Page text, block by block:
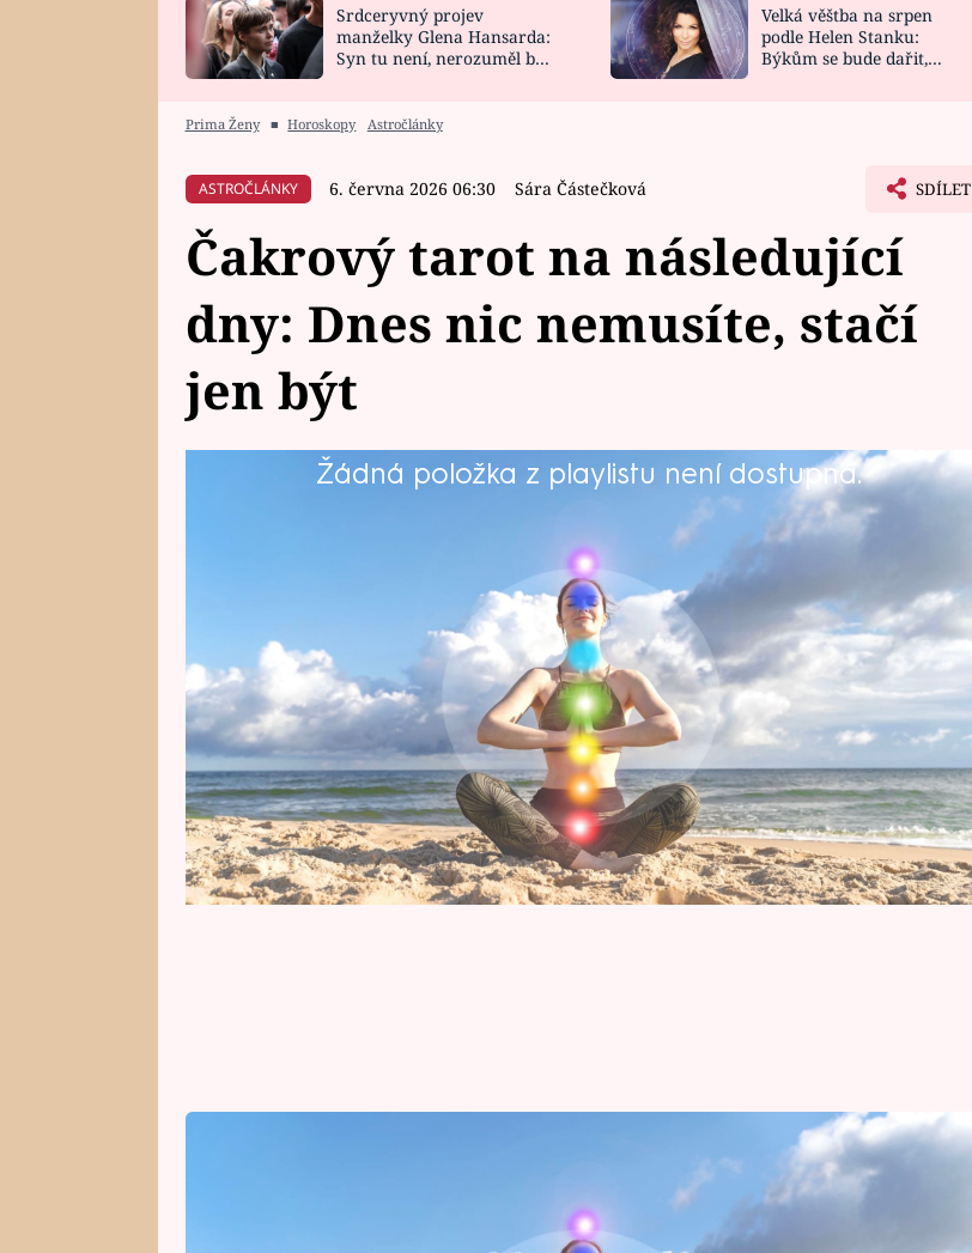
HOROSKOP NA
CELEBRITY
VAŘENÍ
NOVINKY
VIDEORECEPTY
Srdceryvný projev
manželky Glena Hansarda:
Syn tu není, nerozuměl by
Velká věštba na srpen
podle Helen Stanku:
Býkům se bude dařit,
Prima Ženy ■ Horoskopy Astročlánky
ASTROČLÁNKY 6. června 2026 06:30 Sára Částečková SDÍLET
Čakrový tarot na následující
dny: Dnes nic nemusíte, stačí
jen být
Žádná položka z playlistu není dostupná.
Dny, které jsou před vámi, mohou překvapit událostmi, které vám
nakonec pomůžou najít nový směr. Je to čas, kdy se ukáže, jestli
dokážete nechat minulost za sebou a otevřít se novým nápadům i
upřímným citům. Nenechte se zmást okolním zmatkem, ale sledujte
spíš to, jak se při těch změnách cítíte uvnitř. Co dalšího vám čakrový
tarot ještě prozradí?